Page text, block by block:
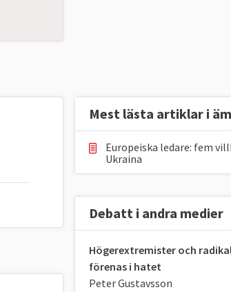
Mest lästa artiklar i
Europeiska ledare: fem
Ukraina
Debatt i andra medier
Högerextremister och
förenas i hatet
Peter Gustavsson